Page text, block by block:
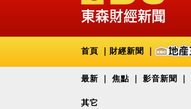
首頁 財經新聞
最新 焦點 影音新聞
其它